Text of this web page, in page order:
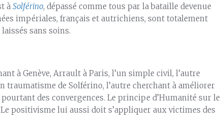
à Solférino, dépassé comme tous par la bataille devenue
impériales, français et autrichiens, sont totalement
sans soins.
à Genève, Arrault à Paris, l’un simple civil, l’autre
traumatisme de Solférino, l’autre cherchant à améliorer
des convergences. Le principe d’Humanité sur le
positivisme lui aussi doit s’appliquer aux victimes des